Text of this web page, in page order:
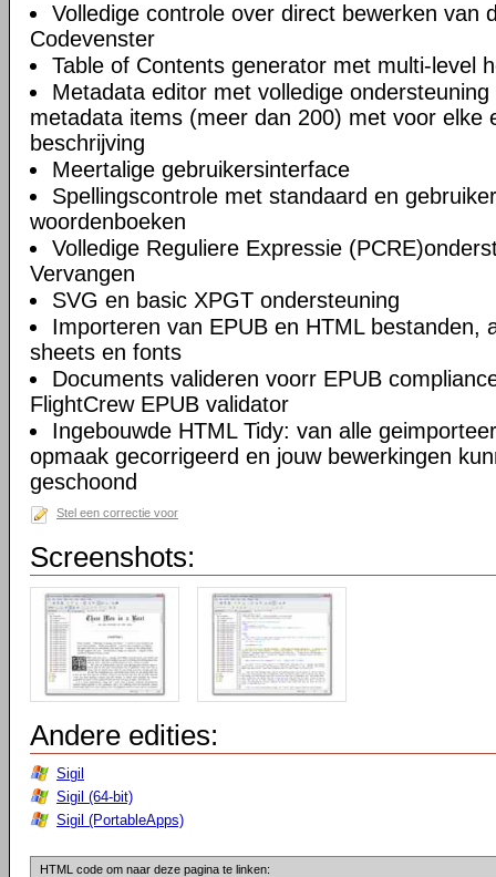
Volledige controle over direct bewerken van
Codevenster
Table of Contents generator met multi-level
Metadata editor met volledige
metadata items (meer dan 200) met voor elke
beschrijving
Meertalige gebruikersinterface
Spellingscontrole met standaard en
woordenboeken
Volledige Reguliere Expressie
Vervangen
SVG en basic XPGT ondersteuning
Importeren van EPUB en HTML bestanden,
sheets en fonts
Documents valideren voorr EPUB
FlightCrew EPUB validator
Ingebouwde HTML Tidy: van alle
opmaak gecorrigeerd en jouw bewerkingen
geschoond
Stel een correctie voor
Screenshots:
Andere edities:
Sigil
Sigil (64-bit)
Sigil (PortableApps)
HTML code om naar deze pagina te linken: